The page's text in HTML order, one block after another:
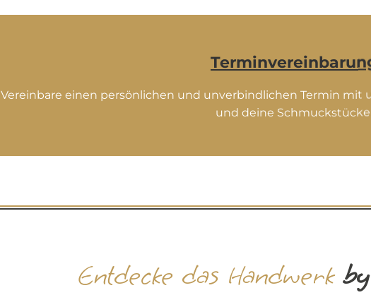
Vereinbare einen persönlichen und unverbindlichen Termin mit
und deine
Entdecke das Handwerk